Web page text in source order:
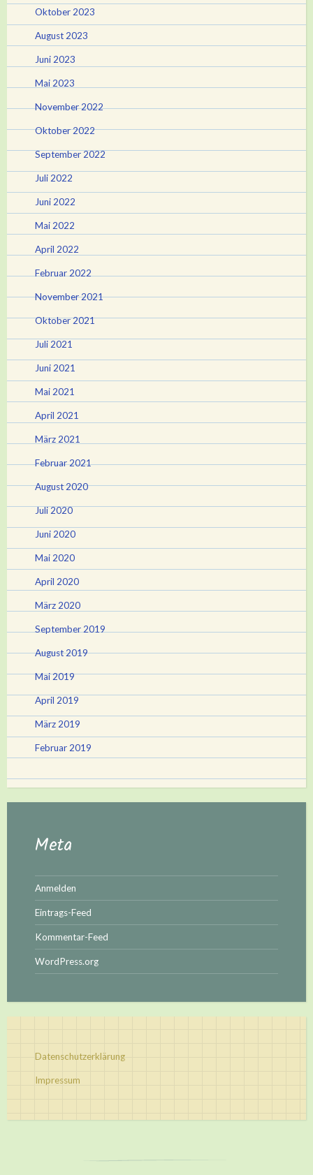
Oktober 2023
August 2023
Juni 2023
Mai 2023
November 2022
Oktober 2022
September 2022
Juli 2022
Juni 2022
Mai 2022
April 2022
Februar 2022
November 2021
Oktober 2021
Juli 2021
Juni 2021
Mai 2021
April 2021
März 2021
Februar 2021
August 2020
Juli 2020
Juni 2020
Mai 2020
April 2020
März 2020
September 2019
August 2019
Mai 2019
April 2019
März 2019
Februar 2019
Meta
Anmelden
Eintrags-Feed
Kommentar-Feed
WordPress.org
Datenschutzerklärung
Impressum